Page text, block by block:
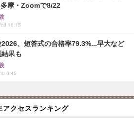
摩・Zoomで8/22
16:15
、短答式の合格率79.3%...早大など
果も
0:45
アクセスランキング